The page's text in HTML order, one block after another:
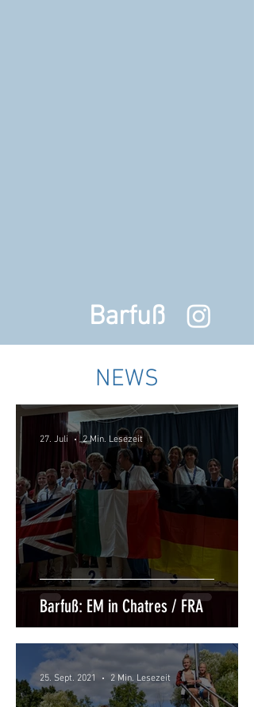
Barfuß
NEWS
Barfuß: EM in Chatres / FRA
27. Juli 2 Min. Lesezeit
25. Sept. 2021 2 Min. Lesezeit